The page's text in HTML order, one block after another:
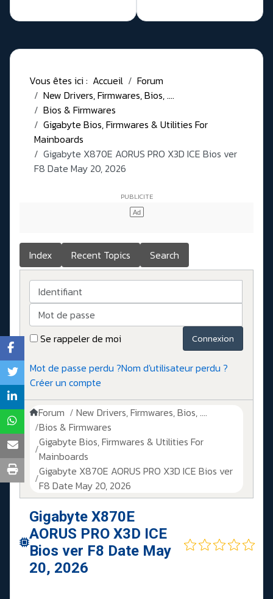
Vous êtes ici : Accueil
Forum
New Drivers, Firmwares, Bios, ....
Bios & Firmwares
Gigabyte Bios, Firmwares & Utilities For
Mainboards
Gigabyte X870E AORUS PRO X3D ICE Bios ver
F8 Date May 20, 2026
Index Recent Topics Search
Identifiant
Mot de passe
Se rappeler de moi
Connexion
Mot de passe perdu ?Nom d'utilisateur perdu ?
Créer un compte
Forum
New Drivers, Firmwares, Bios, ....
Bios & Firmwares
Gigabyte Bios, Firmwares & Utilities For
Mainboards
Gigabyte X870E AORUS PRO X3D ICE Bios ver
F8 Date May 20, 2026
Gigabyte X870E
AORUS PRO X3D ICE
Bios ver F8 Date May
20, 2026